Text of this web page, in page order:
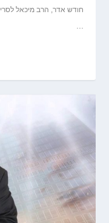
חודש אדר, הרב מיכאל לסרי